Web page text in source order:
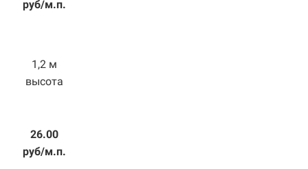
руб/м.п.
1,2 м
высота
26.00
руб/м.п.